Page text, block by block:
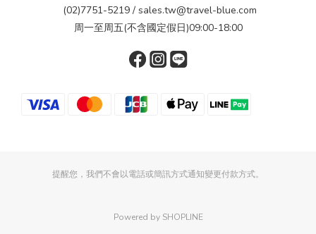
(02)7751-5219 / sales.tw@travel-blue.com
周一至周五(不含國定假日)09:00-18:00
提醒您，我們不會以電話或簡訊方式通知變更付款方式。
Powered by SHOPLINE